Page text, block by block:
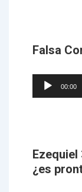
Falsa
Audio
Player
00:00
Ezequiel
¿es